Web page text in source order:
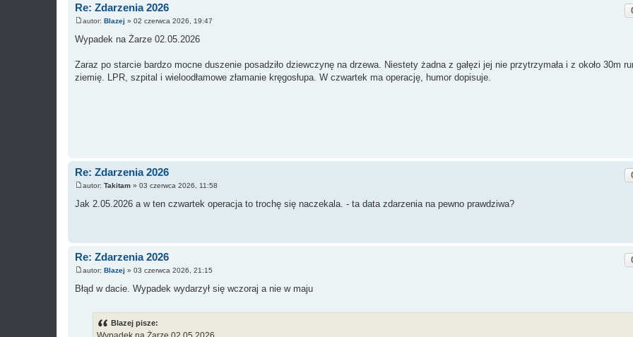
Re: Zdarzenia 2026
o
s
autor: Blazej » 02 czerwca 2026, 19:47
Wypadek na Żarze 02.05.2026
Zaraz po starcie bardzo mocne duszenie posadziło dziewczynę na drzewa. Niestety żadna z gałęzi jej nie przytrzymała i z około 30m
ziemię. LPR, szpital i wieloodłamowe złamanie kręgosłupa. W czwartek ma operację, humor dopisuje.
Re: Zdarzenia 2026
o
s
autor: Takitam » 03 czerwca 2026, 11:58
Jak 2.05.2026 a w ten czwartek operacja to trochę się naczekala. - ta data zdarzenia na pewno prawdziwa?
Re: Zdarzenia 2026
s
autor: Blazej » 03 czerwca 2026, 21:15
Błąd w dacie. Wypadek wydarzył się wczoraj a nie w maju
Blazej pisze: